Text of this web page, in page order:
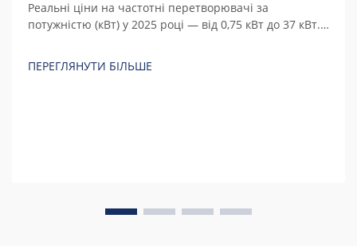
Реальні ціни на частотні перетворювачі за
потужністю (кВт) у 2025 році — від 0,75 кВт до 37 кВт.
володіння.
ПЕРЕГЛЯНУТИ БІЛЬШЕ